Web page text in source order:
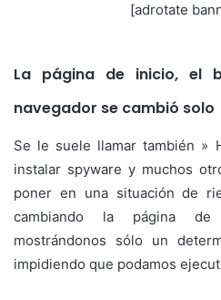
[adrotate
La página de inicio, el
navegador se cambió solo
Se le suele llamar también »
instalar spyware y muchos
poner en una situación de
cambiando la página
mostrándonos sólo un
impidiendo que podamos